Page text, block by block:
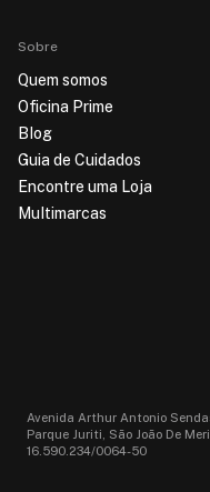
Sobre
Quem somos
Oficina Prime
Blog
Guia de Cuidados
Encontre uma Loja
Multimarcas
Avenida Arthur Antonio
Parque Juriti, São João De
16.590.234/0064-50